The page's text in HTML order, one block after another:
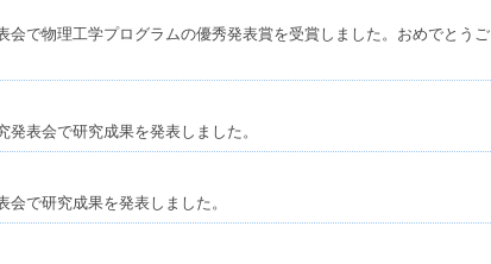
会で物理工学プログラムの優秀発表賞を受賞しました。おめでとうご
表会で研究成果を発表しました。
で研究成果を発表しました。